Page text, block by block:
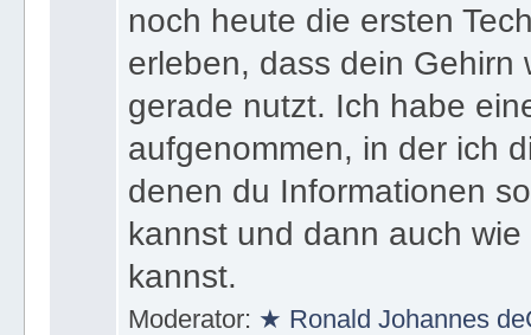
noch heute die ersten
erleben, dass dein Gehirn
gerade nutzt. Ich habe
aufgenommen, in der ich
denen du Informationen
kannst und dann auch
kannst.
Moderator: ★ Ronald Johannes